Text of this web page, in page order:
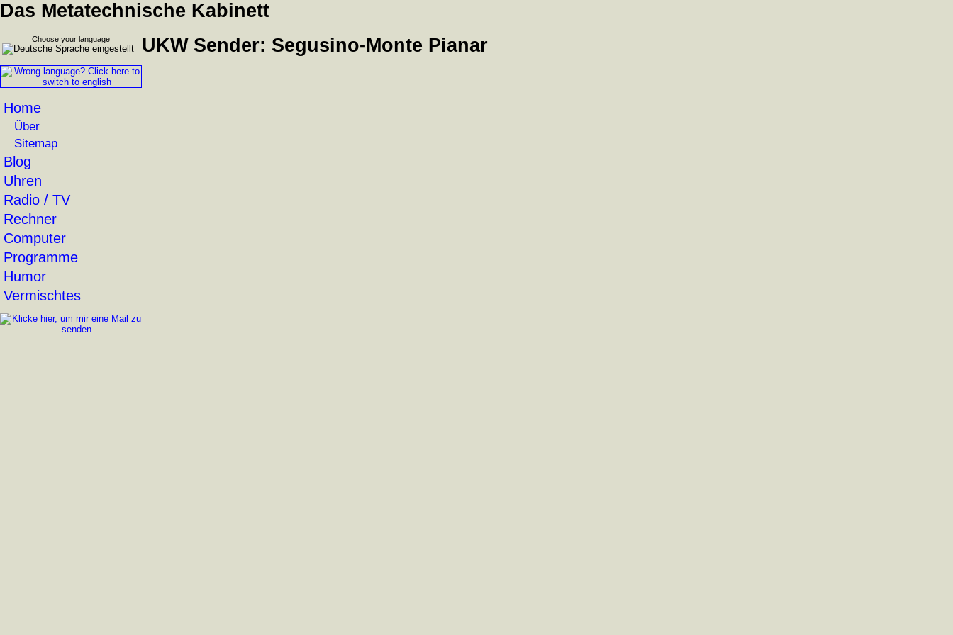
Das Metatechnische Kabinett
Choose your language
Home
Über
Sitemap
Blog
Uhren
Radio / TV
Rechner
Computer
Programme
Humor
Vermischtes
UKW Sender: Segusino-Monte Pianar